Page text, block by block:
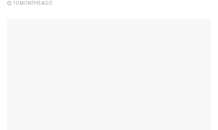
10 MONTHS AGO